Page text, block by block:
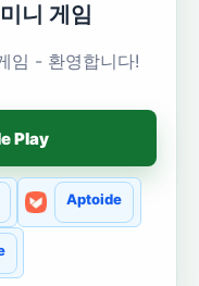
니 게임
임 - 환영합니다!
Play
Aptoide